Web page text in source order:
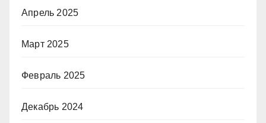
Апрель 2025
Март 2025
Февраль 2025
Декабрь 2024